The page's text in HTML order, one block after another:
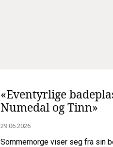
«Eventyrlige
Numedal og Tinn»
29.06.2026
Sommernorge viser seg fra sin